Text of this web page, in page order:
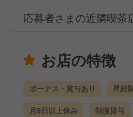
応募者さまの近隣喫茶
お店の特徴
ボーナス・賞与あり 昇給
月8日以上休み 制服貸与